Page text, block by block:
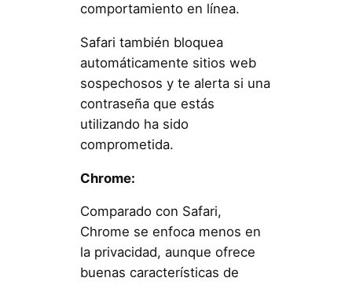
comportamiento en línea.
Safari también bloquea
automáticamente sitios web
sospechosos y te alerta si una
contraseña que estás
utilizando ha sido
comprometida.
Chrome:
Comparado con Safari,
Chrome se enfoca menos en
la privacidad, aunque ofrece
buenas características de